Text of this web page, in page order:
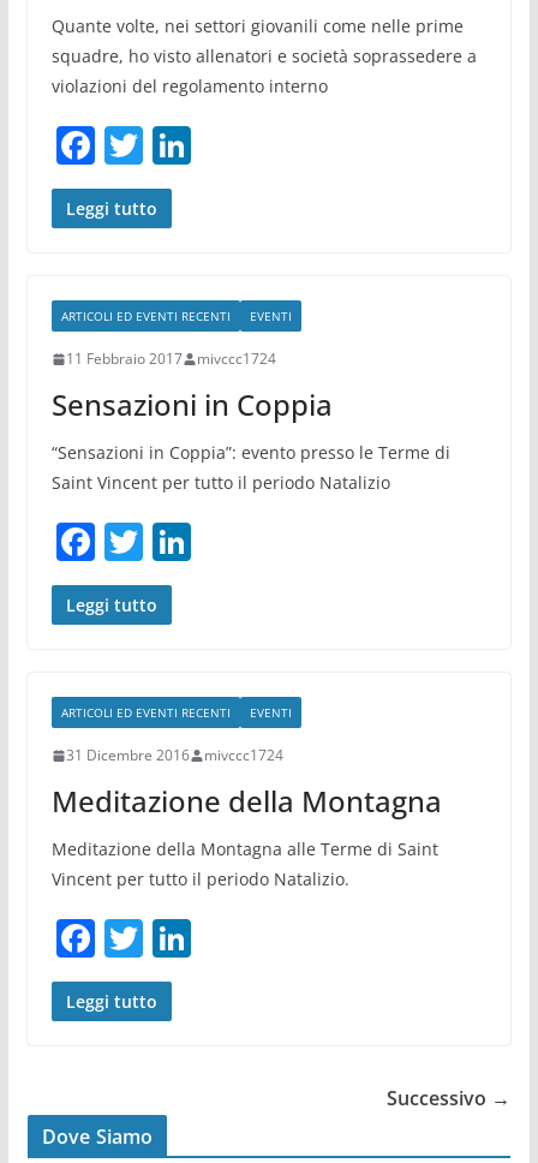
Quante volte, nei settori giovanili come nelle prime
squadre, ho visto allenatori e società soprassedere a
violazioni del regolamento interno
F
a
c
b
o
o
k
T
w
itt
Li
dI
n
Leggi tutto
ARTICOLI ED EVENTI RECENTI EVENTI
11 Febbraio 2017 mivccc1724
Sensazioni in Coppia
“Sensazioni in Coppia”: evento presso le Terme di
Saint Vincent per tutto il periodo Natalizio
F
a
c
b
o
o
k
T
w
itt
Li
dI
n
Leggi tutto
ARTICOLI ED EVENTI RECENTI EVENTI
31 Dicembre 2016 mivccc1724
Meditazione della Montagna
Meditazione della Montagna alle Terme di Saint
Vincent per tutto il periodo Natalizio.
F
a
c
o
T
w
itt
Li
Leggi tutto
Successivo →
Dove Siamo